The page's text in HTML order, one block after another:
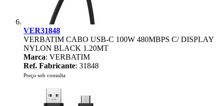
VER31848
VERBATIM CABO USB-C 100W 480MBPS C/ DISPLAY
NYLON BLACK 1.20MT
Marca: VERBATIM
Ref. Fabricante: 31848
Preço sob consulta